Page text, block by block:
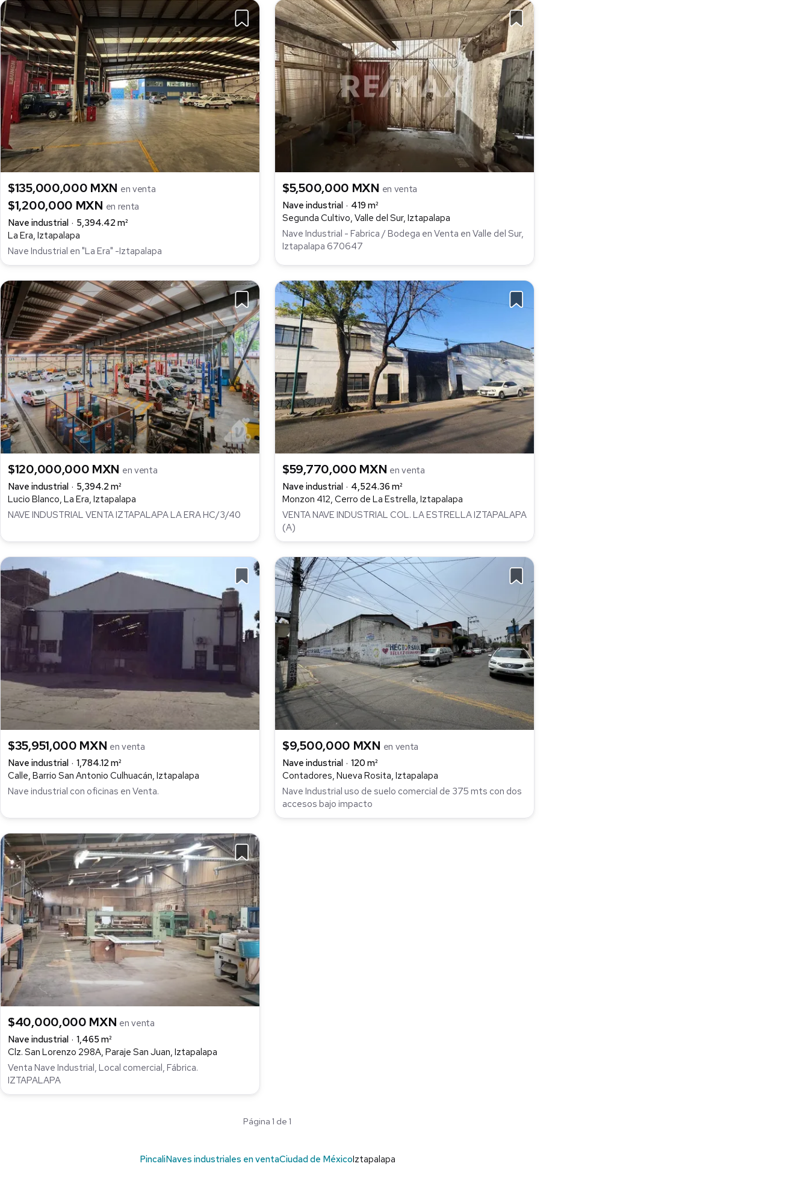
$135,000,000 MXN en venta
$1,200,000 MXN en renta
Nave industrial
5,394.42 m²
La Era, Iztapalapa
Nave Industrial en "La Era" -Iztapalapa
$5,500,000 MXN en venta
Nave industrial
419 m²
Segunda Cultivo, Valle del Sur, Iztapalapa
Nave Industrial - Fabrica / Bodega en Venta en Valle del Sur,
Iztapalapa 670647
$120,000,000 MXN en venta
Nave industrial
5,394.2 m²
Lucio Blanco, La Era, Iztapalapa
NAVE INDUSTRIAL VENTA IZTAPALAPA LA ERA HC/3/40
$59,770,000 MXN en venta
Nave industrial
4,524.36 m²
Monzon 412, Cerro de La Estrella, Iztapalapa
VENTA NAVE INDUSTRIAL COL. LA ESTRELLA IZTAPALAPA
(A)
$35,951,000 MXN en venta
Nave industrial
1,784.12 m²
Calle, Barrio San Antonio Culhuacán, Iztapalapa
Nave industrial con oficinas en Venta.
$9,500,000 MXN en venta
Nave industrial
120 m²
Contadores, Nueva Rosita, Iztapalapa
Nave Industrial uso de suelo comercial de 375 mts con dos
accesos bajo impacto
$40,000,000 MXN en venta
Nave industrial
1,465 m²
Clz. San Lorenzo 298A, Paraje San Juan, Iztapalapa
Venta Nave Industrial, Local comercial, Fábrica.
IZTAPALAPA
Página 1 de 1
PincaliNaves industriales en ventaCiudad de MéxicoIztapalapa